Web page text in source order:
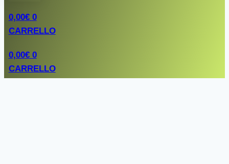
0,00€ 0
CARRELLO
0,00€ 0
CARRELLO